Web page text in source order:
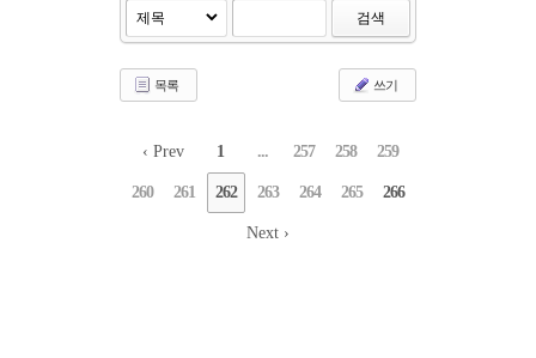
검색
목록 쓰기
‹ Prev 1 ... 257 258 259
260 261 262 263 264 265 266
Next ›